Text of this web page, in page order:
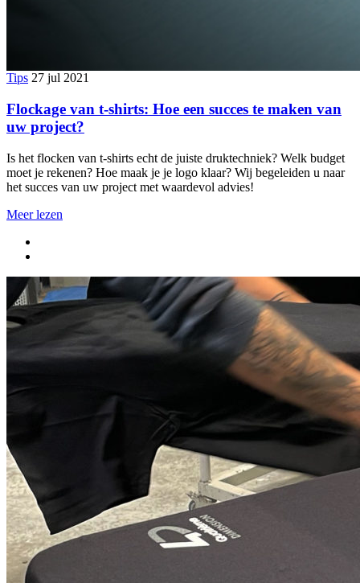
Tips 27 jul 2021
Flockage van t-shirts: Hoe een succes te maken van
uw project?
Is het flocken van t-shirts echt de juiste druktechniek? Welk budget
moet je rekenen? Hoe maak je je logo klaar? Wij begeleiden u naar
het succes van uw project met waardevol advies!
Meer lezen